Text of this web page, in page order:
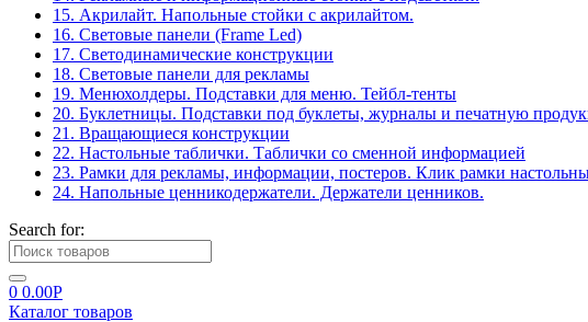
15. Акрилайт. Напольные стойки с акрилайтом.
16. Световые панели (Frame Led)
17. Светодинамические конструкции
18. Световые панели для рекламы
19. Менюхолдеры. Подставки для меню. Тейбл-тенты
20. Буклетницы. Подставки под буклеты, журналы и печатную
21. Вращающиеся конструкции
22. Настольные таблички. Таблички со сменной информацией
23. Рамки для рекламы, информации, постеров. Клик рамки
24. Напольные ценникодержатели. Держатели ценников.
Search for:
0 0.00Р
Каталог товаров